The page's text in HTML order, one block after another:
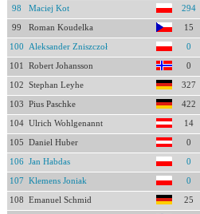
98 Maciej Kot 294
99 Roman Koudelka 15
100 Aleksander Zniszczoł 0
101 Robert Johansson 0
102 Stephan Leyhe 327
103 Pius Paschke 422
104 Ulrich Wohlgenannt 14
105 Daniel Huber 0
106 Jan Habdas 0
107 Klemens Joniak 0
108 Emanuel Schmid 25